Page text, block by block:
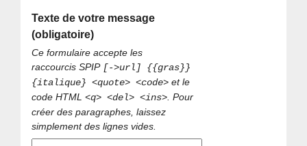
Texte de votre message
(obligatoire)
Ce formulaire accepte les
raccourcis SPIP [->url] {{gras}}
{italique} <quote> <code> et le
code HTML<q> <del> <ins> . Pour
créer des paragraphes, laissez
simplement des lignes vides.